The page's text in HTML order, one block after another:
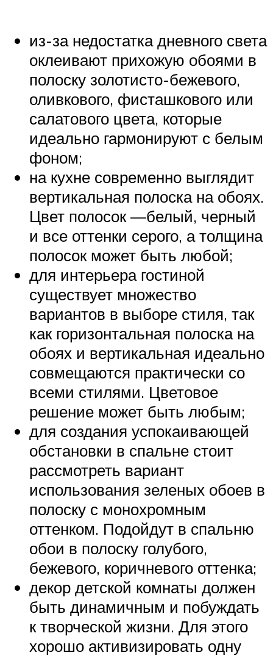
из-за недостатка дневного света
оклеивают прихожую обоями в
полоску золотисто-бежевого,
оливкового, фисташкового или
салатового цвета, которые
идеально гармонируют с белым
фоном;
на кухне современно выглядит
вертикальная полоска на обоях.
Цвет полосок —белый, черный
и все оттенки серого, а толщина
полосок может быть любой;
для интерьера гостиной
существует множество
вариантов в выборе стиля, так
как горизонтальная полоска на
обоях и вертикальная идеально
совмещаются практически со
всеми стилями. Цветовое
решение может быть любым;
для создания успокаивающей
обстановки в спальне стоит
рассмотреть вариант
использования зеленых обоев в
полоску с монохромным
оттенком. Подойдут в спальню
обои в полоску голубого,
бежевого, коричневого оттенка;
декор детской комнаты должен
быть динамичным и побуждать
к творческой жизни. Для этого
хорошо активизировать одну